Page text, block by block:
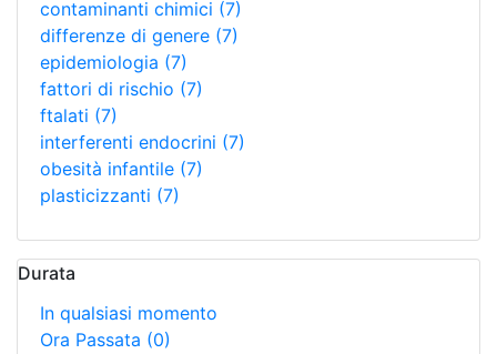
contaminanti chimici (7)
differenze di genere (7)
epidemiologia (7)
fattori di rischio (7)
ftalati (7)
interferenti endocrini (7)
obesità infantile (7)
plasticizzanti (7)
Durata
In qualsiasi momento
Ora Passata (0)